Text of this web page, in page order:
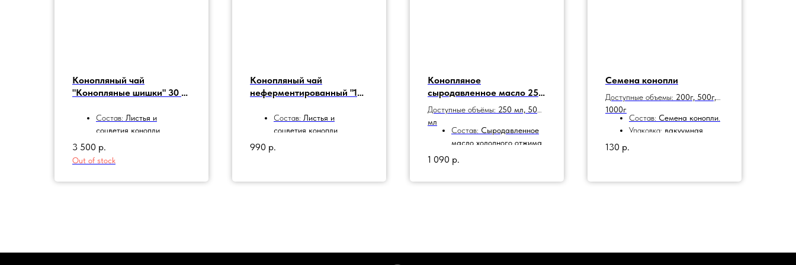
Конопляный чай
"Конопляные шишки" 30 гр
Состав: Листья и
соцветия конопли
Упаковка:
из крафтовой бумаги.
3 500 р.
Out of stock
Конопляный чай
неферментированный "100
Состав: Листья и
соцветия конопли
990 р.
Конопляное
сыродавленное масло 250
мл
Доступные объёмы: 250 мл, 500
мл
Состав: Сыродавленное
масло холодного отжима
Упаковка
темного стекла.
1 090 р.
Семена конопли
Доступные объемы: 200г, 500г,
1000г
Состав: Семена конопли.
Упаковка: вакуумная
130 р.